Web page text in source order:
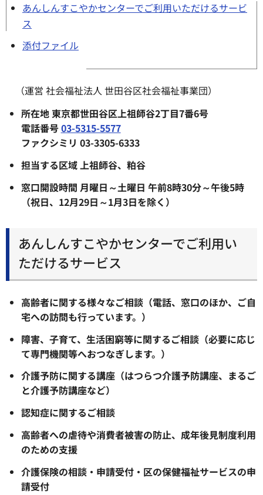
あんしんすこやかセンターでご利用いただけるサービ
ス
添付ファイル
（運営 社会福祉法人 世田谷区社会福祉事業団）
所在地 東京都世田谷区上祖師谷2丁目7番6号
電話番号03-5315-5577
ファクシミリ 03-3305-6333
担当する区域 上祖師谷、粕谷
窓口開設時間 月曜日～土曜日 午前8時30分～午後5時
（祝日、12月29日～1月3日を除く）
あんしんすこやかセンターでご利用い
ただけるサービス
高齢者に関する様々なご相談（電話、窓口のほか、ご自
宅への訪問も行っています。）
障害、子育て、生活困窮等に関するご相談（必要に応じ
て専門機関等へおつなぎします。）
介護予防に関する講座（はつらつ介護予防講座、まるご
と介護予防講座など）
認知症に関するご相談
高齢者への虐待や消費者被害の防止、成年後見制度利用
のための支援
介護保険の相談・申請受付・区の保健福祉サービスの申
請受付